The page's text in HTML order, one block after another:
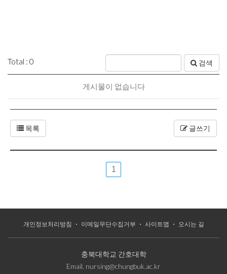
Total : 0 검색
게시물이 없습니다
목록 글쓰기
1
개인정보처리방침 이메일무단수집거부 사이트맵 오시는 길
충북대학교 간호대학
Email. nursing@chungbuk.ac.kr